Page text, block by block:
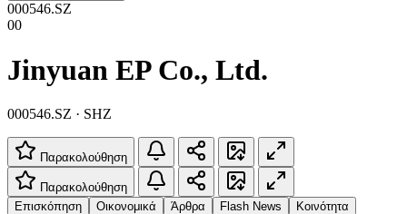
000546.SZ
00
Jinyuan EP Co., Ltd.
000546.SZ · SHZ
Παρακολούθηση
Παρακολούθηση
Επισκόπηση
Οικονομικά Άρθρα Flash News Κοινότητα